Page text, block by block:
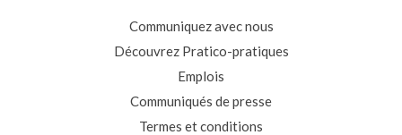
Communiquez avec nous
Découvrez Pratico-pratiques
Emplois
Communiqués de presse
Termes et conditions